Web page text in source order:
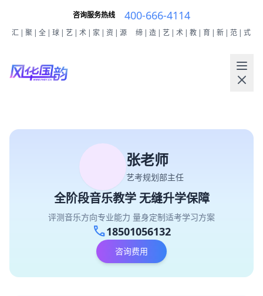
咨询服务热线 400-666-4114
汇|聚|全|球|艺|术|家|资|源 缔|造|艺|术|教|育|新|范|式
张老师
艺考规划部主任
全阶段音乐教学 无缝升学保障
评测音乐方向专业能力 量身定制适考学习方案
call18501056132
咨询费用